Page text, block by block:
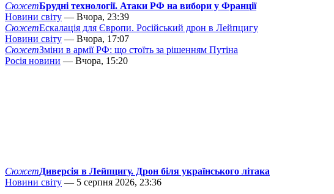
СюжетБрудні технології. Атаки РФ на вибори у Франції
Новини світу — Вчора, 23:39
СюжетЕскалація для Європи. Російський дрон в Лейпцигу
Новини світу — Вчора, 17:07
СюжетЗміни в армії РФ: що стоїть за рішенням Путіна
Росія новини — Вчора, 15:20
СюжетДиверсія в Лейпцигу. Дрон біля українського літака
Новини світу — 5 серпня 2026, 23:36